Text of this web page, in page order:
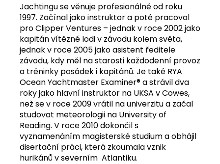
Jachtingu se věnuje profesionálně od roku
1997. Začínal jako instruktor a poté pracoval
pro Clipper Ventures – jednak v roce 2002 jako
kapitán vítězné lodi v závodu kolem světa,
jednak v roce 2005 jako asistent ředitele
závodu, kdy měl na starosti každodenní provoz
a tréninky posádek i kapitánů. Je také RYA
Ocean Yachtmaster Examiner® a strávil dva
roky jako hlavní instruktor na UKSA v Cowes,
než se v roce 2009 vrátil na univerzitu a začal
studovat meteorologii na University of
Reading. V roce 2010 dokončil s
vyznamenáním magisterské studium a obhájil
disertační práci, která zkoumala vznik
hurikánů v severním Atlantiku.